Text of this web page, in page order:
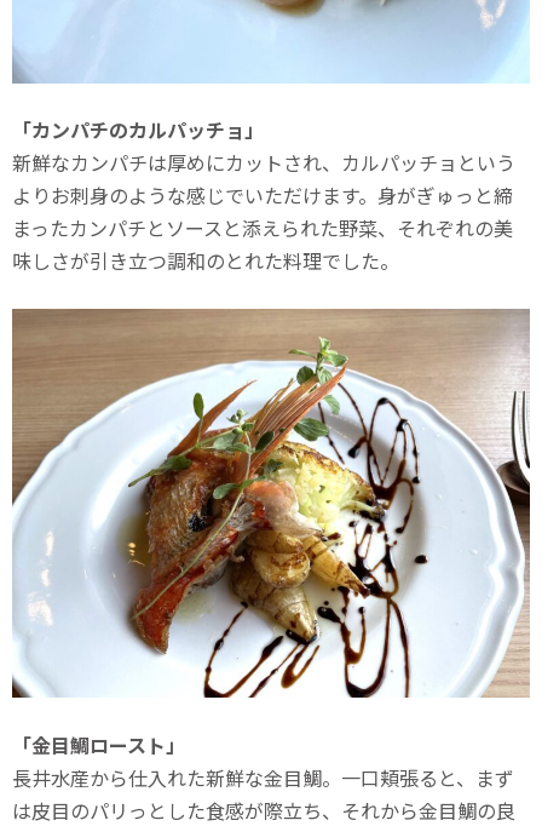
「カンパチのカルパッチョ」
新鮮なカンパチは厚めにカットされ、カルパッチョという
よりお刺身のような感じでいただけます。身がぎゅっと締
まったカンパチとソースと添えられた野菜、それぞれの美
味しさが引き立つ調和のとれた料理でした。
「金目鯛ロースト」
長井水産から仕入れた新鮮な金目鯛。一口頬張ると、まず
は皮目のパリっとした食感が際立ち、それから金目鯛の良